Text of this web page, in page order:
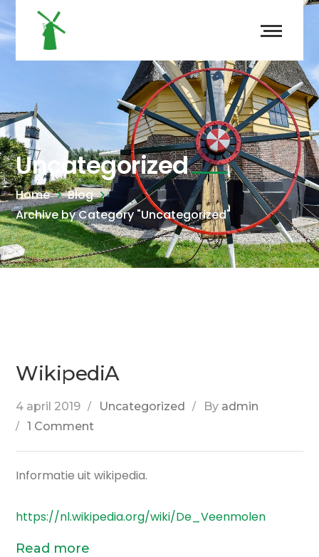
Uncategorized
Home
Blog
Archive by Category "Uncategorized"
WikipediA
4 april 2019 Uncategorized By admin
1 Comment
Informatie uit wikipedia.
https://nl.wikipedia.org/wiki/De_Veenmolen
Read more